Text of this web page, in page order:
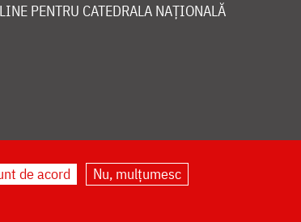
PENTRU CATEDRALA NAȚIONALĂ
de acord Nu, mulțumesc